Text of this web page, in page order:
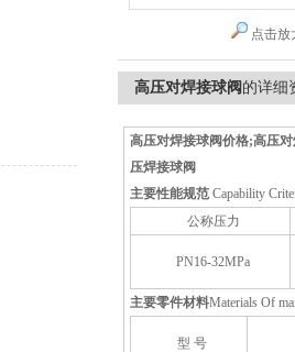
点击放
高压对焊接球阀 的详细
高压对焊接球阀价格;高压
压焊接球阀
主要性能规范 Capability
公称压力
PN16-32MPa
主要零件材料Materials Of
型 号